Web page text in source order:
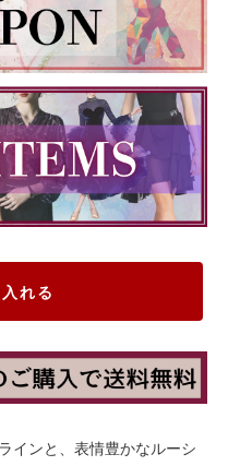
れる
インと、表情豊かなルーシ